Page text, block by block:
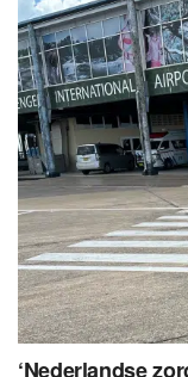
‘Nederlandse